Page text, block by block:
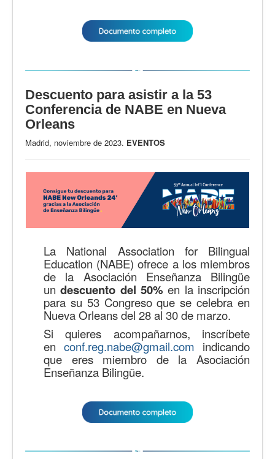
Descuento para asistir a la 53
Conferencia de NABE en Nueva
Orleans
Madrid, noviembre de 2023. EVENTOS
La National Association for Bilingual
Education (NABE) ofrece a los miembros
de la Asociación Enseñanza Bilingüe
undescuento del 50% en la inscripción
para su 53 Congreso que se celebra en
Nueva Orleans del 28 al 30 de marzo.
Si quieres acompañarnos, inscríbete
en conf.reg.nabe@gmail.com indicando
que eres miembro de la Asociación
Enseñanza Bilingüe.